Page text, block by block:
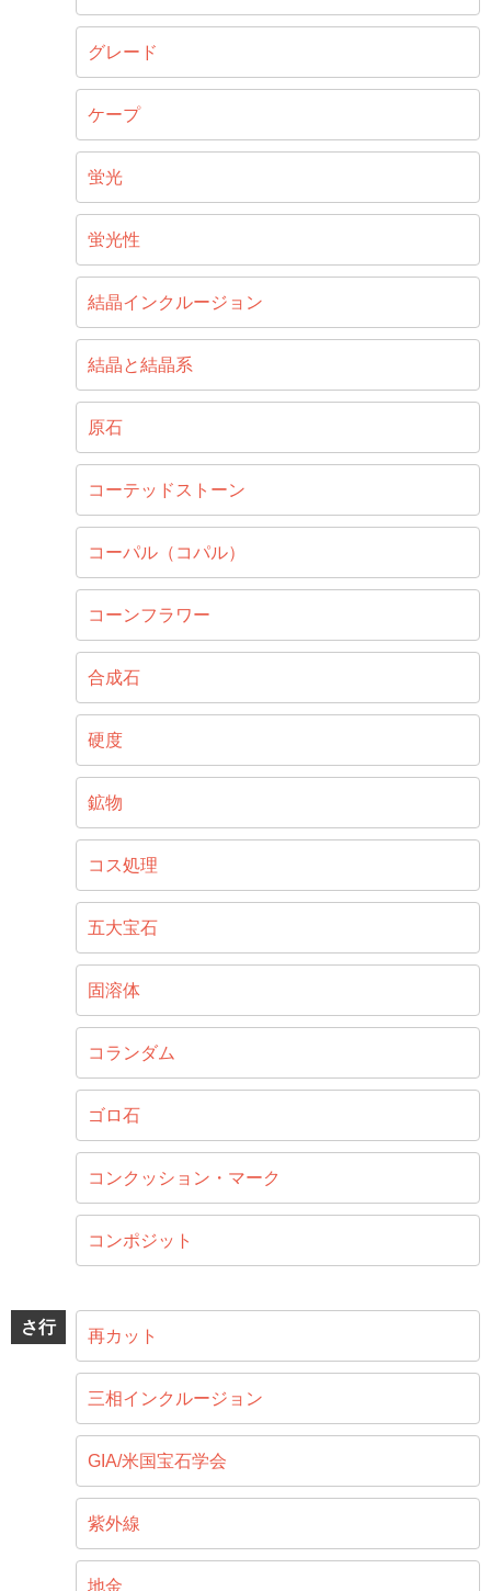
グレード
ケープ
蛍光
蛍光性
結晶インクルージョン
結晶と結晶系
原石
コーテッドストーン
コーパル（コパル）
コーンフラワー
合成石
硬度
鉱物
コス処理
五大宝石
固溶体
コランダム
ゴロ石
コンクッション・マーク
コンポジット
さ行 再カット
三相インクルージョン
GIA/米国宝石学会
紫外線
地金